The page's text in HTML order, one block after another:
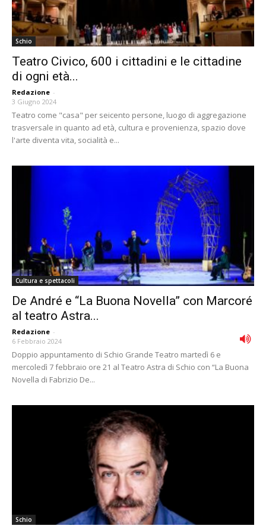
Schio
Teatro Civico, 600 i cittadini e le cittadine
di ogni età...
Redazione -
3 Giugno 2024
Teatro come "casa" per seicento persone, luogo di aggregazione
trasversale in quanto ad età, cultura e provenienza, spazio dove
l'arte diventa vita, socialità e...
Cultura e spettacoli
De André e “La Buona Novella” con Marcoré
al teatro Astra...
Redazione -
6 Febbraio 2024
Doppio appuntamento di Schio Grande Teatro martedì 6 e
mercoledì 7 febbraio ore 21 al Teatro Astra di Schio con “La Buona
Novella di Fabrizio De...
Schio